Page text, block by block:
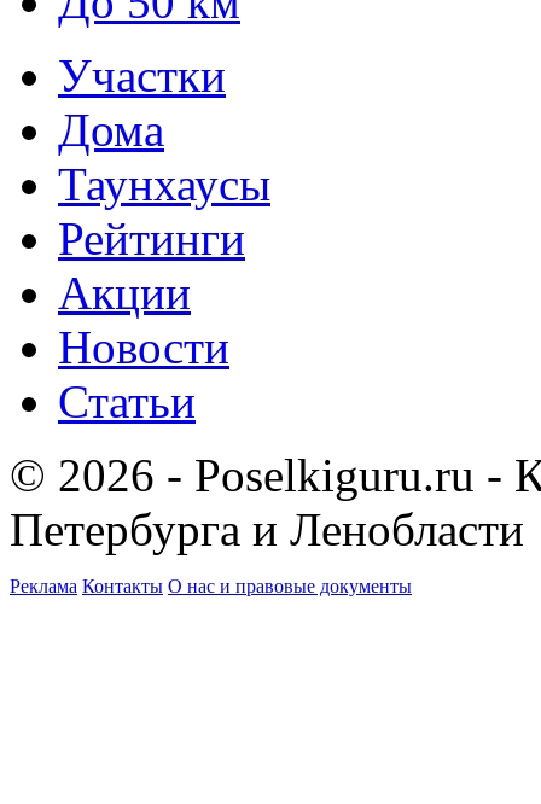
Участки
Дома
Таунхаусы
Рейтинги
Акции
Новости
Статьи
© 2026 - Poselkiguru.ru -
Петербурга и Ленобласти
Реклама Контакты О нас и правовые документы